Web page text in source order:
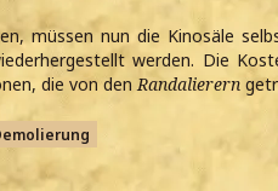
müssen nun die Kinosäle
werden. Die
die von den Randalierern